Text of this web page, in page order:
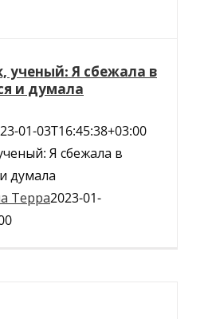
Я сбежала в
и думала
01-03T16:45:38+03:00
Я сбежала в
думала
Терра2023-01-